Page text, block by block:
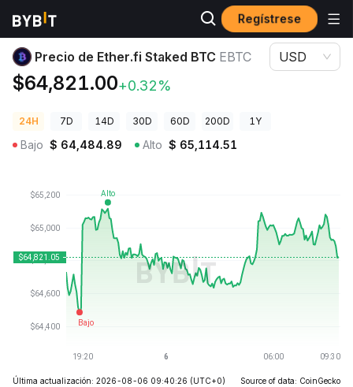
Regístrese
Precios de Criptomonedas Precio de Ether.fi Staked BTC EBTC
Precio de Ether.fi Staked BTC EBTC
$64,821.00+0.32%
USD
24H 7D 14D 30D 60D 200D 1Y
Bajo $ 64,484.89 Alto $ 65,114.51
Última actualización: 2026-08-06 09:40:26 (UTC+0) Source of data: CoinGecko